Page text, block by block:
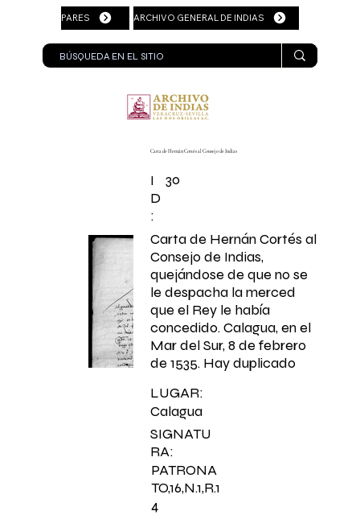
PARES ARCHIVO GENERAL DE INDIAS
Carta de Hernán Cortés al Consejo de Indias
I
D
:
30
Carta de Hernán Cortés al
Consejo de Indias,
quejándose de que no se
le despacha la merced
que el Rey le había
concedido. Calagua, en el
Mar del Sur, 8 de febrero
de 1535. Hay duplicado
SIGNATU
RA:
PATRONA
TO,16,N.1,R.1
4
LUGAR:
Calagua